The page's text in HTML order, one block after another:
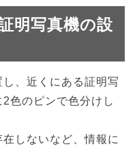
明写真機の設
、近くにある証明写
色のピンで色分けし
しないなど、情報に